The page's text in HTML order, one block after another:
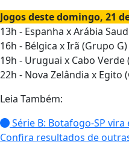
Jogos deste domingo, 21
13h - Espanha x Arábia
16h - Bélgica x Irã (Grupo G)
19h - Uruguai x Cabo Verde
22h - Nova Zelândia x Egito
Leia Também:
Série B: Botafogo-SP
Confira resultados de